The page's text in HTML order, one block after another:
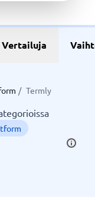
Vertailuja
/ Termly